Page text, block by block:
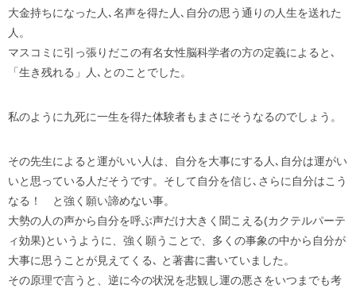
大金持ちになった人､名声を得た人､自分の思う通りの人生を送れた
人。
マスコミに引っ張りだこの有名女性脳科学者の方の定義によると､
「生き残れる」人､とのことでした。
私のように九死に一生を得た体験者もまさにそうなるのでしょう。
その先生によると運がいい人は、自分を大事にする人､自分は運がい
いと思っている人だそうです。そして自分を信じ､さらに自分はこう
なる！ と強く願い諦めない事。
大勢の人の声から自分を呼ぶ声だけ大きく聞こえる(カクテルパーテ
ィ効果)というように、強く願うことで、多くの事象の中から自分が
大事に思うことが見えてくる､ と著書に書いていました。
その原理で言うと、逆に今の状況を悲観し運の悪さをいつまでも考